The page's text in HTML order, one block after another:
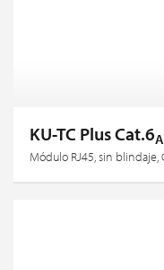
KU-TC Plus Cat.6A
Módulo RJ45, sin blindaje,